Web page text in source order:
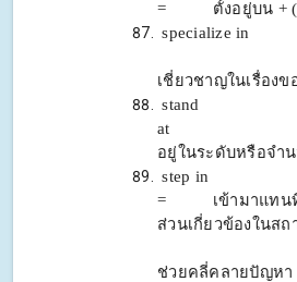
= ตั้งอยู่บน + (
specialize in
เชี่ยวชาญในเรื่องข
stand
at
อยู่ในระดับหรือจำ
= เข้ามาแทนที่อี
ส่วนเกี่ยวข้องในสถ
ช่วยคลี่คลายปัญหา